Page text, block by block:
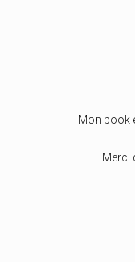
Mon book
Merci